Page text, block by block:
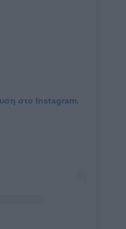
στο Instagram.